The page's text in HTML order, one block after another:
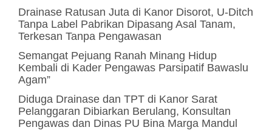
Drainase Ratusan Juta di Kanor Disorot, U-Ditch
Tanpa Label Pabrikan Dipasang Asal Tanam,
Terkesan Tanpa Pengawasan
Semangat Pejuang Ranah Minang Hidup
Kembali di Kader Pengawas Parsipatif Bawaslu
Agam”
Diduga Drainase dan TPT di Kanor Sarat
Pelanggaran Dibiarkan Berulang, Konsultan
Pengawas dan Dinas PU Bina Marga Mandul